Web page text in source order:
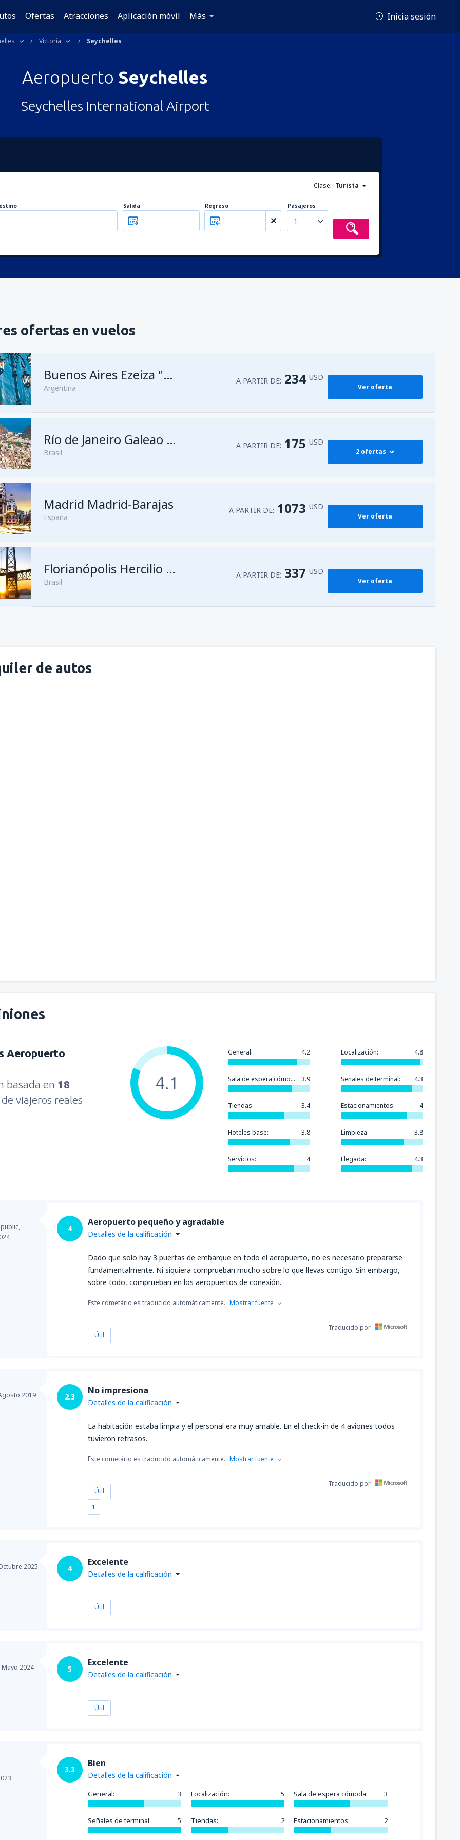
Ofertas Atracciones Aplicación móvil Más Inicia sesión
Victoria Seychelles
Aeropuerto Seychelles
Seychelles International Airport
Clase: Turista
Salida Regreso Pasajeros
1
ofertas en vuelos
Buenos Aires Ezeiza "Ministro Pistarini"
Argentina
A PARTIR DE: 234 USD
Ver oferta
Río de Janeiro Galeao - Antonio Carlos Jobim
Brasil
A PARTIR DE: 175 USD
2 ofertas
desdeFoz de Iguazú, Cataratas
desdeAsunción, Silvio Pettirossi (ASU) A PARTIR DE:175USD
Madrid Madrid-Barajas
España
A PARTIR DE: 1073 USD
Ver oferta
Florianópolis Hercilio Luz
Brasil
A PARTIR DE: 337 USD
Ver oferta
de autos
Aeropuerto
basada en 18
de viajeros reales
General: 4.2 Localización: 4.8
Sala de espera cómoda: 3.9 Señales de terminal: 4.3
Tiendas: 3.4 Estacionamientos: 4
Hoteles base: 3.8 Limpieza: 3.8
Servicios: 4 Llegada: 4.3
4.1
4
Aeropuerto pequeño y agradable
Detalles de la calificación
Dado que solo hay 3 puertas de embarque en todo el aeropuerto, no es necesario prepararse
fundamentalmente. Ni siquiera comprueban mucho sobre lo que llevas contigo. Sin embargo,
sobre todo, comprueban en los aeropuertos de conexión.
Este cometário es traducido automáticamente. Mostrar fuente
Útil
Traducido por
2019 2.3
No impresiona
Detalles de la calificación
La habitación estaba limpia y el personal era muy amable. En el check-in de 4 aviones todos
tuvieron retrasos.
Este cometário es traducido automáticamente. Mostrar fuente
Útil
1
Traducido por
2025 4
Excelente
Detalles de la calificación
Útil
Mayo 2024 5
Excelente
Detalles de la calificación
Útil
3.3
Bien
Detalles de la calificación
General: 3 Localización: 5 Sala de espera cómoda: 3
Señales de terminal: 5 Tiendas: 2 Estacionamientos: 2